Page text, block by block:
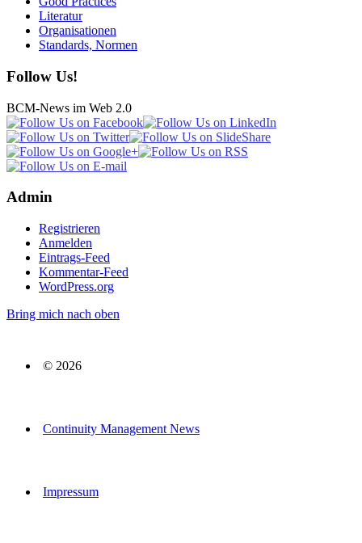
Literatur
Organisationen
Standards, Normen
Follow Us!
BCM-News im Web 2.0
Admin
Registrieren
Anmelden
Eintrags-Feed
Kommentar-Feed
WordPress.org
Bring mich nach oben
© 2026
Continuity Management News
Impressum